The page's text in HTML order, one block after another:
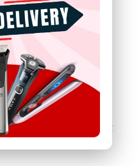
চান।
চান যা ভ্রু থেকে বডি শেভিং সবই